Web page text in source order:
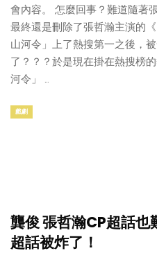
會內容。 怎麼回事？難道隨著
最終還是刪除了張哲瀚主演的
山河令」上了熱搜第一之後，
了？？？於是現在掛在熱搜榜
河令」 …
戲劇
龔俊 張哲瀚CP超話
超話被炸了！